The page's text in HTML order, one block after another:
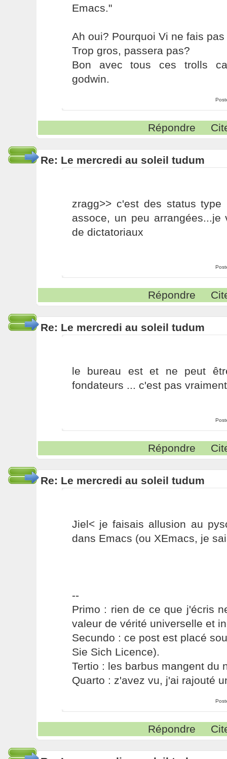
Emacs."
Ah oui? Pourquoi Vi ne fais
Trop gros, passera pas?
Bon avec tous ces trolls
godwin.
Répondre
Re: Le mercredi au soleil tudum
zragg>> c'est des status type
assoce, un peu
de dictatoriaux
Répondre
Re: Le mercredi au soleil tudum
le bureau est et ne peut
fondateurs ... c'est pas
Répondre
Re: Le mercredi au soleil tudum
Jiel< je faisais allusion au
dans Emacs (ou XEmacs, je
--
Primo : rien de ce que j'écris
valeur de vérité universelle et
Secundo : ce post est placé
Sie Sich Licence).
Tertio : les barbus mangent du
Quarto : z'avez vu, j'ai rajouté
Répondre